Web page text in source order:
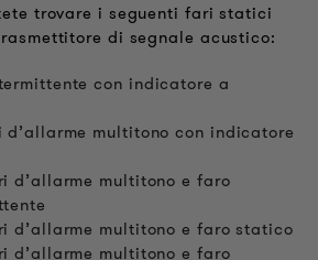
trovare i seguenti fari statici
di segnale acustico:
con indicatore a
d’allarme multitono con indicatore
d’allarme multitono e faro
d’allarme multitono e faro statico
d’allarme multitono e faro